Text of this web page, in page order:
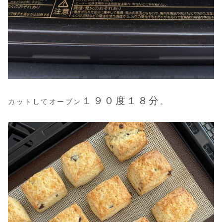
カットしてオーブン １９０度１８分 。